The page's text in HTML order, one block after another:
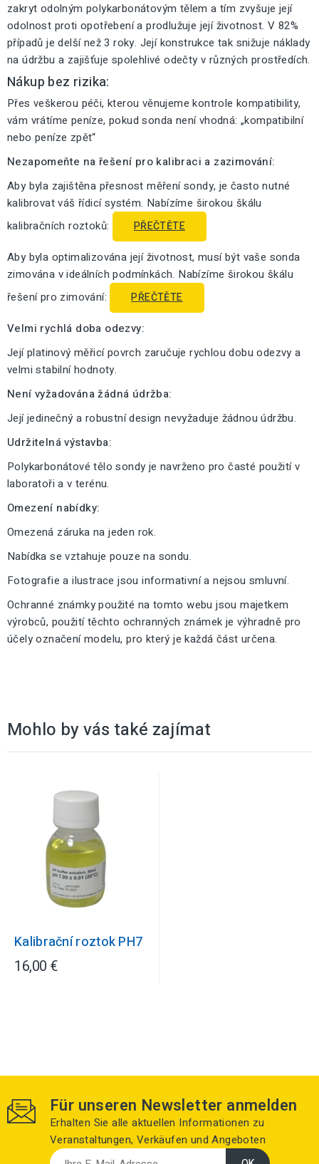
zakryt odolným polykarbonátovým tělem a tím zvyšuje její
odolnost proti opotřebení a prodlužuje její životnost. V 82%
případů je delší než 3 roky. Její konstrukce tak snižuje náklady
na údržbu a zajišťuje spolehlivé odečty v různých prostředích.
Nákup bez rizika:
Přes veškerou péči, kterou věnujeme kontrole kompatibility,
vám vrátíme peníze, pokud sonda není vhodná: „kompatibilní
nebo peníze zpět“
Nezapomeňte na řešení pro kalibraci a zazimování:
Aby byla zajištěna přesnost měření sondy, je často nutné
kalibrovat váš řídicí systém. Nabízíme širokou škálu
kalibračních roztoků:
PŘEČTĚTE
Aby byla optimalizována její životnost, musí být vaše sonda
zimována v ideálních podmínkách. Nabízíme širokou škálu
řešení pro zimování:
PŘEČTĚTE
Velmi rychlá doba odezvy:
Její platinový měřicí povrch zaručuje rychlou dobu odezvy a
velmi stabilní hodnoty.
Není vyžadována žádná údržba:
Její jedinečný a robustní design nevyžaduje žádnou údržbu.
Udržitelná výstavba:
Polykarbonátové tělo sondy je navrženo pro časté použití v
laboratoři a v terénu.
Omezení nabídky:
Omezená záruka na jeden rok.
Nabídka se vztahuje pouze na sondu.
Fotografie a ilustrace jsou informativní a nejsou smluvní.
Ochranné známky použité na tomto webu jsou majetkem
výrobců, použití těchto ochranných známek je výhradně pro
účely označení modelu, pro který je každá část určena.
Mohlo by vás také zajímat
Kalibrační roztok PH7
16,00 €
Für unseren Newsletter anmelden
Erhalten Sie alle aktuellen Informationen zu
Veranstaltungen, Verkäufen und Angeboten